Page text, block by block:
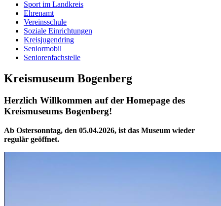
Sport im Landkreis
Ehrenamt
Vereinsschule
Soziale Einrichtungen
Kreisjugendring
Seniormobil
Seniorenfachstelle
Kreismuseum Bogenberg
Herzlich Willkommen auf der Homepage des
Kreismuseums Bogenberg!
Ab Ostersonntag, den 05.04.2026, ist das Museum wieder
regulär geöffnet.